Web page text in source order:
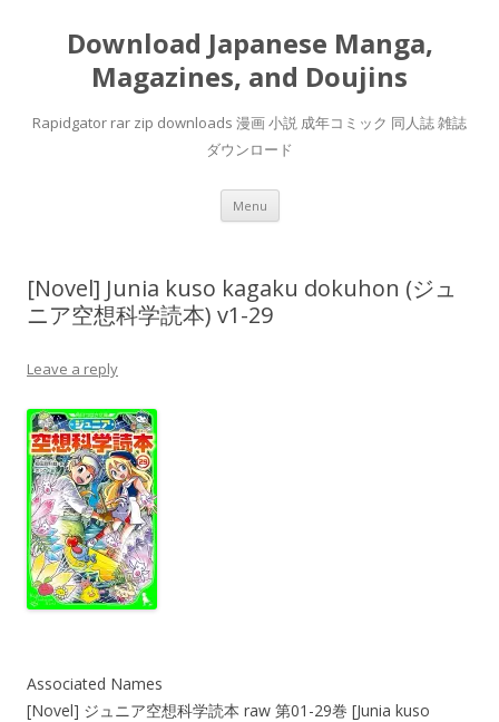
Download Japanese Manga,
Magazines, and Doujins
Rapidgator rar zip downloads 漫画 小説 成年コミック 同人誌 雑誌
ダウンロード
Menu Skip
content
[Novel] Junia kuso kagaku dokuhon (ジュ
ニア空想科学読本) v1-29
Leave a reply
Associated Names
[Novel] ジュニア空想科学読本 raw 第01-29巻 [Junia kuso